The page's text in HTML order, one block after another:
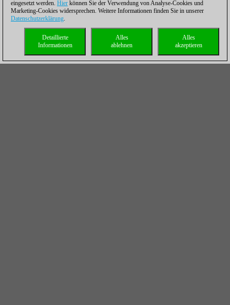
eingesetzt werden. Hier können Sie der Verwendung von Analyse-Cookies und
Marketing-Cookies widersprechen. Weitere Informationen finden Sie in unserer
Datenschutzerklärung.
Alles
akzeptieren
Alles
ablehnen
Detaillierte
Informationen